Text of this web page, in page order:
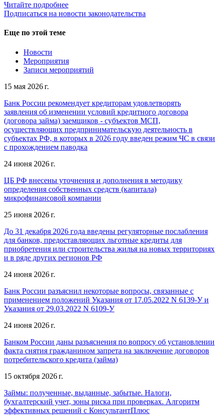
Читайте подробнее
Подписаться на новости законодательства
Еще по этой теме
Новости
Мероприятия
Записи мероприятий
15 мая 2026 г.
Банк России рекомендует кредиторам удовлетворять
заявления об изменении условий кредитного договора
(договора займа) заемщиков - субъектов МСП,
осуществляющих предпринимательскую деятельность в
субъектах РФ, в которых в 2026 году введен режим ЧС в связи
с прохождением паводка
24 июня 2026 г.
ЦБ РФ внесены уточнения и дополнения в методику
определения собственных средств (капитала)
микрофинансовой компании
25 июня 2026 г.
До 31 декабря 2026 года введены регуляторные послабления
для банков, предоставляющих льготные кредиты для
приобретения или строительства жилья на новых территориях
и в ряде других регионов РФ
24 июня 2026 г.
Банк России разъяснил некоторые вопросы, связанные с
применением положений Указания от 17.05.2022 N 6139-У и
Указания от 29.03.2022 N 6109-У
24 июня 2026 г.
Банком России даны разъяснения по вопросу об установлении
факта снятия гражданином запрета на заключение договоров
потребительского кредита (займа)
15 октября 2026 г.
Займы: полученные, выданные, забытые. Налоги,
бухгалтерский учет, зоны риска при проверках. Алгоритм
эффективных решений с КонсультантПлюс